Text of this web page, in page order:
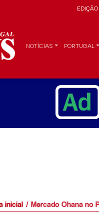
NOTÍCIAS PORTUGAL
inicial Mercado Ohana no